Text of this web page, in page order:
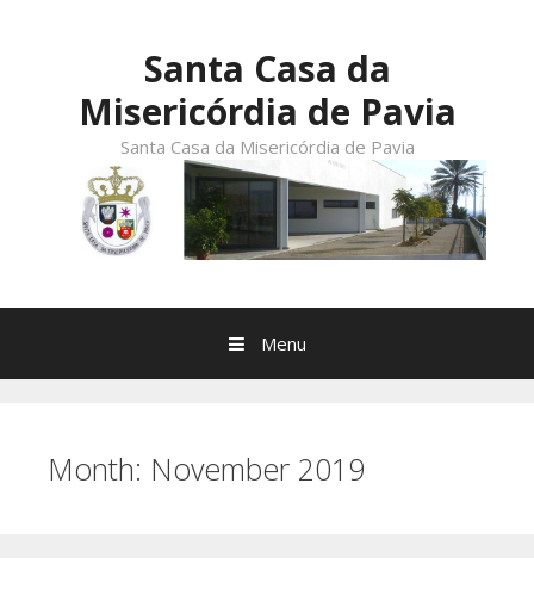
Santa Casa da
Misericórdia de Pavia
Santa Casa da Misericórdia de Pavia
Menu
Month: November 2019